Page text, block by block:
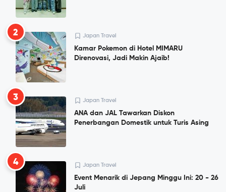
2 Japan Travel
Kamar Pokemon di Hotel MIMARU
Direnovasi, Jadi Makin Ajaib!
3 Japan Travel
ANA dan JAL Tawarkan Diskon
Penerbangan Domestik untuk Turis Asing
4 Japan Travel
Event Menarik di Jepang Minggu Ini: 20 - 26
Juli